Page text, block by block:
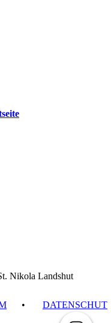
Nikola Landshut
• DATENSCHUT